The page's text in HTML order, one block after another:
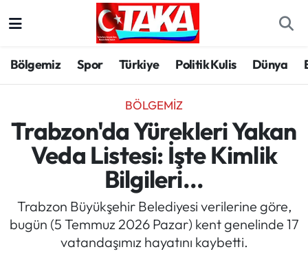
Bölgemiz Spor Türkiye Politik Kulis Dünya
BÖLGEMIZ
Trabzon'da Yürekleri Yakan
Veda Listesi: İşte Kimlik
Bilgileri...
Trabzon Büyükşehir Belediyesi verilerine göre,
bugün (5 Temmuz 2026 Pazar) kent genelinde 17
vatandaşımız hayatını kaybetti.
Spor
Türkiye
Kültür/Sanat
Politik Kulis
Trabzon Hava Durumu
Trabzon Trafik Yoğunluk Haritası
Süper Lig Puan Durumu ve Fikstür
Tüm Manşetler
Son Dakika Haberleri